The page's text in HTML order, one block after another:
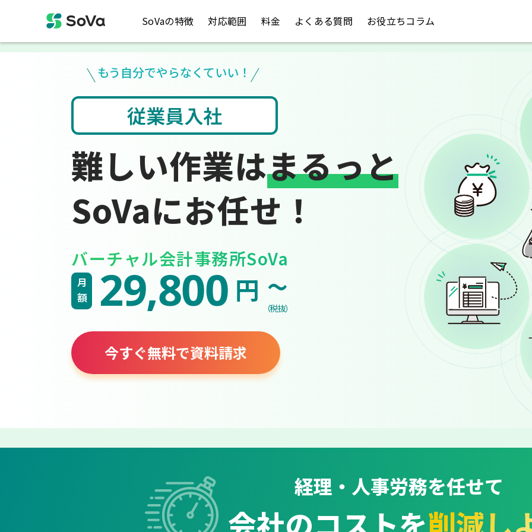
SoVaの特徴 対応範囲 料金 よくある質問 お役立ちコラム
もう自分でやらなくていい！
会計ソフト入力
難しい作業はまるっと
SoVaにお任せ！
バーチャル会計事務所SoVa
月額 29,800 円 ~
（税抜）
今すぐ無料で資料請求
経理・人事労務を任せて
会社のコストを削減し